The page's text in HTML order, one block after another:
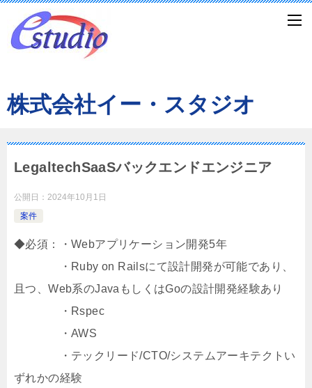
株式会社イー・スタジオ
LegaltechSaaSバックエンドエンジニア
公開日： 2024年10月1日
案件
◆必須：・Webアプリケーション開発5年
・Ruby on Railsにて設計開発が可能であり、
且つ、Web系のJavaもしくはGoの設計開発経験あり
・Rspec
・AWS
・テックリード/CTO/システムアーキテクトい
ずれかの経験